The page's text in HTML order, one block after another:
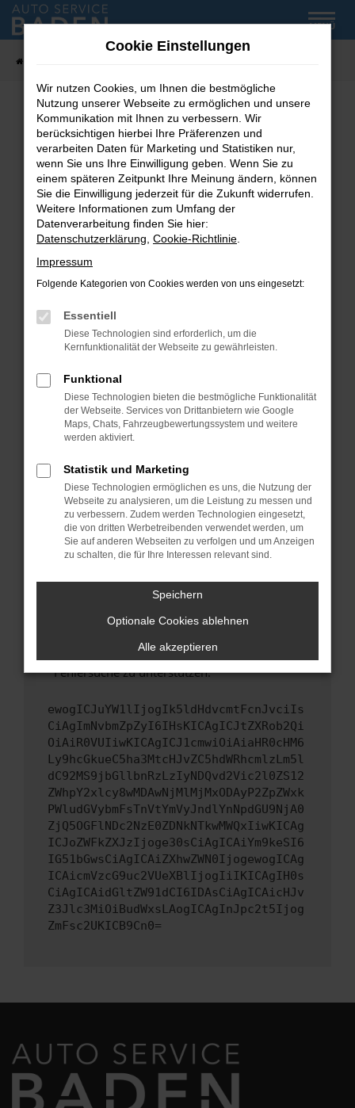
Zum
Hauptinhalt
MENÜ
Fehler: Network Error
Beim Laden ist ein Fehler aufgetreten.
Hier sind ein paar Tipps, die dir helfen können:
Überprüfe deine Firewall und deine
Internetverbindung.
Laden andere Webseiten, zum Beispiel deine
Suchmaschine?
Prüfe deine Browsererweiterungen.
können das Laden bestimmter Seiten
verhindern. Funktioniert die Seite in einem
Fenster?
Starte dein Gerät neu.
Das kann manchmal helfen, vorübergehende
Probleme zu beheben.
Betriebssystem auf dem neuesten Stand
sind.
Veraltete Software birgt nicht nur ein
Sicherheitsrisiko, sondern kann auch dazu
führen, dass bestimmte Funktionen nicht mehr
unterstützt werden.
Wende dich an den Webseitenbetreiber.
Wenn du alle oben genannten Schritte versucht
hast, kontaktiere uns bitte. Wir werden
uns diesen Text schicken, um uns bei der
Fehlersuche zu unterstützen:
ewogICJuYW1lIjogIk5ldHdvcmtFcnJvciIs
CiAgImNvbmZpZyI6IHsKICAgICJtZXRob2Qi
OiAiR0VUIiwKICAgICJ1cmwiOiAiaHR0cHM6
Ly9hcGkueC5ha3MtcHJvZC5hdWRhcmlzLm5l
dC92MS9jbGllbnRzLzIyNDQvd2Vic2l0ZS12
ZWhpY2xlcy8wMDAwNjMlMjMxODAyP2ZpZWxk
PWludGVybmFsTnVtYmVyJndlYnNpdGU9NjA0
ZjQ5OGFlNDc2NzE0ZDNkNTkwMWQxIiwKICAg
ICJoZWFkZXJzIjoge30sCiAgICAiYm9keSI6
IG51bGwsCiAgICAiZXhwZWN0IjogewogICAg
ICAicmVzcG9uc2VUeXBlIjogIiIKICAgIH0s
CiAgICAidGltZW91dCI6IDAsCiAgICAicHJv
Z3Jlc3MiOiBudWxsLAogICAgInJpc2t5Ijog
ZmFsc2UKICB9Cn0=
Cookie Einstellungen
Wir nutzen Cookies, um Ihnen die bestmögliche
Nutzung unserer Webseite zu ermöglichen und unsere
Kommunikation mit Ihnen zu verbessern. Wir
berücksichtigen hierbei Ihre Präferenzen und
verarbeiten Daten für Marketing und Statistiken nur,
wenn Sie uns Ihre Einwilligung geben. Wenn Sie zu
einem späteren Zeitpunkt Ihre Meinung ändern, können
Sie die Einwilligung jederzeit für die Zukunft widerrufen.
Weitere Informationen zum Umfang der
Datenverarbeitung finden Sie hier:
Datenschutzerklärung Cookie-Richtlinie
Impressum
Folgende Kategorien von Cookies werden von uns eingesetzt:
Essentiell
Diese Technologien sind erforderlich, um die
Kernfunktionalität der Webseite zu gewährleisten.
Funktional
Diese Technologien bieten die bestmögliche Funktionalität
der Webseite. Services von Drittanbietern wie Google
Maps, Chats, Fahrzeugbewertungssystem und weitere
werden aktiviert.
Statistik und Marketing
Diese Technologien ermöglichen es uns, die Nutzung der
Webseite zu analysieren, um die Leistung zu messen und
zu verbessern. Zudem werden Technologien eingesetzt,
die von dritten Werbetreibenden verwendet werden, um
Sie auf anderen Webseiten zu verfolgen und um Anzeigen
zu schalten, die für Ihre Interessen relevant sind.
Speichern
Optionale Cookies ablehnen
Alle akzeptieren